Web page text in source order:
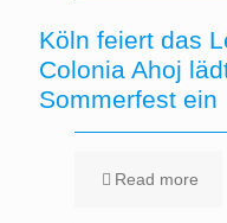
Köln feiert das
Colonia Ahoj
Sommerfest ein
Read more